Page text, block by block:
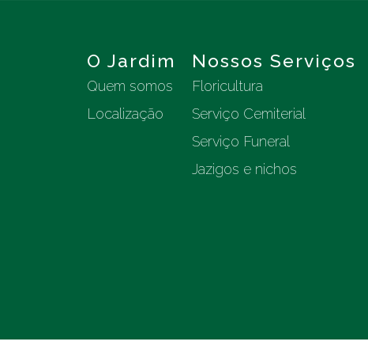
O Jardim
Quem somos
Localização
Nossos Serviços
Floricultura
Serviço Cemiterial
Serviço Funeral
Jazigos e nichos